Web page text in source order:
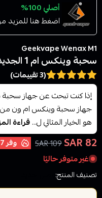
أصلي 100%
اضغط هنا للمزيد
Geekvape Wenax M1
سحبة وينكس ام 1 الجديدة Geekvape Wenax M1
(3 تقييمات)
إذا كنت تبحث عن جهاز سحبة
هو الخيار المثالي ل...قراءة
82 SAR
109 SAR وفر
غير متوفر حاليًا
تصنيف المنتج: